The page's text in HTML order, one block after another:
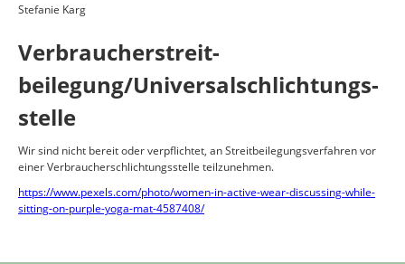
Stefanie Karg
Verbraucher­streit­
beilegung/Universal­schlichtungs­
stelle
Wir sind nicht bereit oder verpflichtet, an Streitbeilegungsverfahren vor
einer Verbraucherschlichtungsstelle teilzunehmen.
https://www.pexels.com/photo/women-in-active-wear-discussing-while-
sitting-on-purple-yoga-mat-4587408/